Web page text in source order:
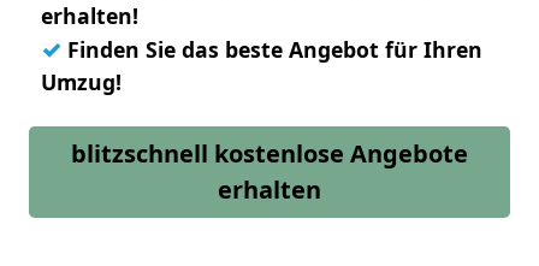
erhalten!
✓ Finden Sie das beste Angebot für Ihren
Umzug!
blitzschnell kostenlose Angebote
erhalten